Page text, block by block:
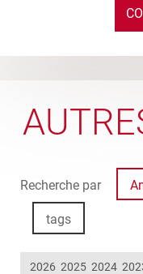
Recherche par
tags
2026 2025 2024